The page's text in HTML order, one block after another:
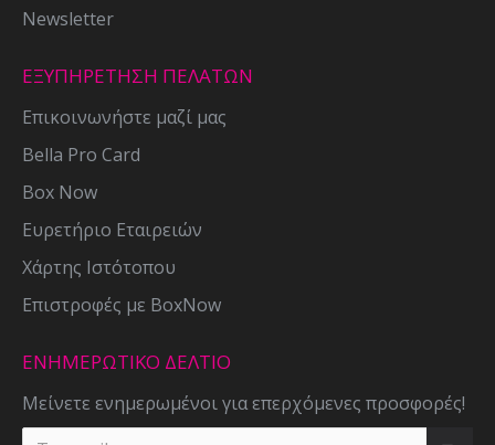
Newsletter
ΕΞΥΠΗΡΕΤΗΣΗ ΠΕΛΑΤΩΝ
Επικοινωνήστε μαζί μας
Bella Pro Card
Box Now
Ευρετήριο Εταιρειών
Χάρτης Ιστότοπου
Επιστροφές με BoxNow
ΕΝΗΜΕΡΩΤΙΚΌ ΔΕΛΤΊΟ
Μείνετε ενημερωμένοι για επερχόμενες προσφορές!